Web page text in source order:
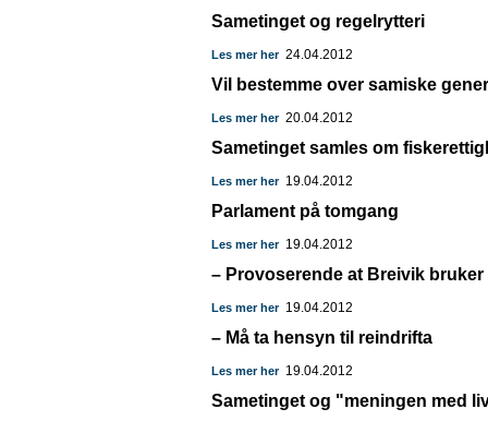
Sametinget og regelrytteri
Les mer her24.04.2012
Vil bestemme over samiske gener
Les mer her20.04.2012
Sametinget samles om
Les mer her19.04.2012
Parlament på tomgang
Les mer her19.04.2012
– Provoserende at Breivik
Les mer her19.04.2012
– Må ta hensyn til reindrifta
Les mer her19.04.2012
Sametinget og "meningen med